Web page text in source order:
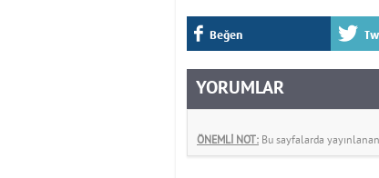
Beğen
YORUMLAR
ÖNEMLİ NOT: Bu sayfalarda